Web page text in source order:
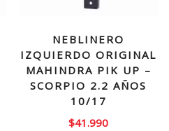
NEBLINERO
IZQUIERDO ORIGINAL
MAHINDRA PIK UP –
SCORPIO 2.2 AÑOS
10/17
$41.990